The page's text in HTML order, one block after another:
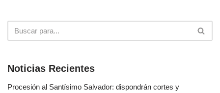
Noticias Recientes
Procesión al Santísimo Salvador: dispondrán cortes y